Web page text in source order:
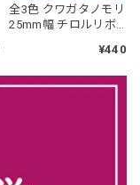
全3色 クワガタノモリ
25mm幅 チロルリボ
¥440